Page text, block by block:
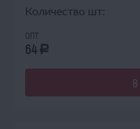
Количество шт:
опт
64 a